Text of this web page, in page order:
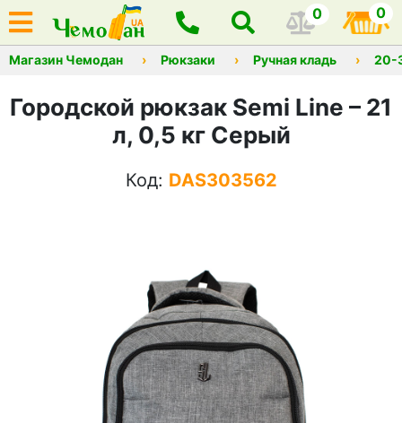
0 0
Магазин Чемодан Рюкзаки Ручная кладь 20-
Городской рюкзак Semi Line – 21
л, 0,5 кг Серый
Код: DAS303562